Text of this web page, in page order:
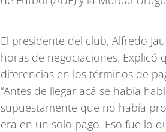
El presidente del club, Alfredo
horas de negociaciones.
diferencias en los términos de
“Antes de llegar acá se había
supuestamente que no había
era en un solo pago. Eso fue lo